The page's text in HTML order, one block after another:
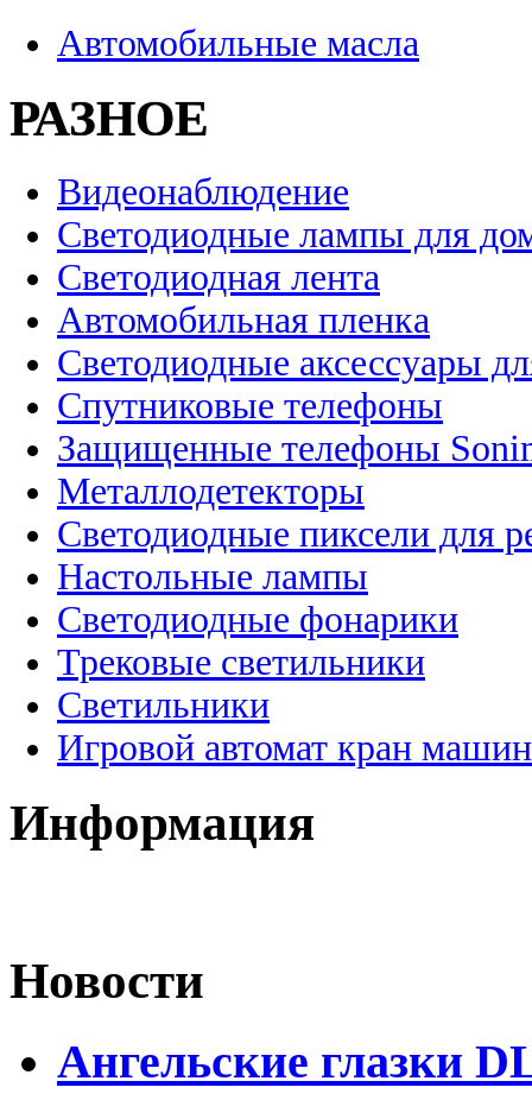
Автомобильные масла
РАЗНОЕ
Видеонаблюдение
Светодиодные лампы для
Светодиодная лента
Автомобильная пленка
Светодиодные аксессуары
Спутниковые телефоны
Защищенные телефоны
Металлодетекторы
Светодиодные пиксели для
Настольные лампы
Светодиодные фонарики
Трековые светильники
Светильники
Игровой автомат кран
Информация
Новости
Ангельские глазки